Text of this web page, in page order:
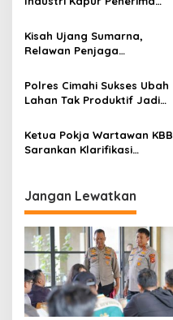
p
o
s
Bertambah, KDM: Kita
Identifikasi
Kisah Ujang Sumarna,
Relawan Penjaga
Diacuhkan Tapi Dibutuhkan
Polres Cimahi Sukses Ubah
Lahan Tak Produktif Jadi
Produksi 2.500 Ton
Ketua Pokja Wartawan KBB
Sarankan Klarifikasi
Terbuka
Jangan Lewatkan